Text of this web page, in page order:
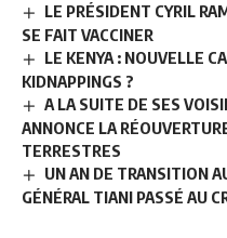
LE PRÉSIDENT CYRIL
SE FAIT VACCINER
LE KENYA : NOUVELLE
KIDNAPPINGS ?
A LA SUITE DE SES
ANNONCE LA
TERRESTRES
UN AN DE TRANSITION
GÉNÉRAL TIANI PASSÉ AU